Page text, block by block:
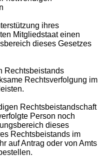
ihres
Mitgliedstaat einen
dieses Gesetzes
Rechtsbeistands
Rechtsverfolgung im
Rechtsbeistandschaft
Person noch
dieses
Rechtsbeistands im
auf Antrag oder von Amts